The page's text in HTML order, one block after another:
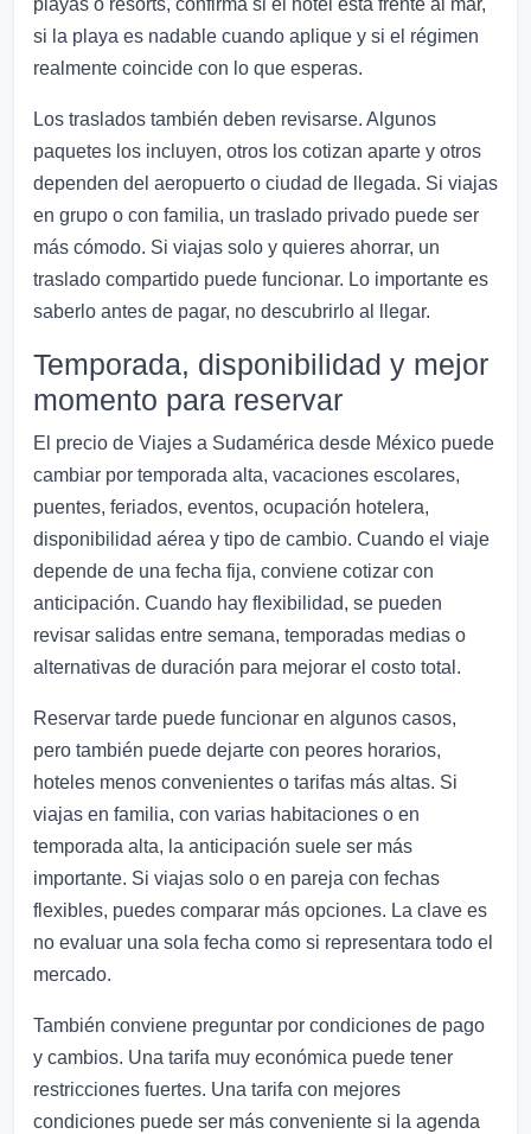
playas o resorts, confirma si el hotel está frente al mar,
si la playa es nadable cuando aplique y si el régimen
realmente coincide con lo que esperas.
Los traslados también deben revisarse. Algunos
paquetes los incluyen, otros los cotizan aparte y otros
dependen del aeropuerto o ciudad de llegada. Si viajas
en grupo o con familia, un traslado privado puede ser
más cómodo. Si viajas solo y quieres ahorrar, un
traslado compartido puede funcionar. Lo importante es
saberlo antes de pagar, no descubrirlo al llegar.
Temporada, disponibilidad y mejor
momento para reservar
El precio de Viajes a Sudamérica desde México puede
cambiar por temporada alta, vacaciones escolares,
puentes, feriados, eventos, ocupación hotelera,
disponibilidad aérea y tipo de cambio. Cuando el viaje
depende de una fecha fija, conviene cotizar con
anticipación. Cuando hay flexibilidad, se pueden
revisar salidas entre semana, temporadas medias o
alternativas de duración para mejorar el costo total.
Reservar tarde puede funcionar en algunos casos,
pero también puede dejarte con peores horarios,
hoteles menos convenientes o tarifas más altas. Si
viajas en familia, con varias habitaciones o en
temporada alta, la anticipación suele ser más
importante. Si viajas solo o en pareja con fechas
flexibles, puedes comparar más opciones. La clave es
no evaluar una sola fecha como si representara todo el
mercado.
También conviene preguntar por condiciones de pago
y cambios. Una tarifa muy económica puede tener
restricciones fuertes. Una tarifa con mejores
condiciones puede ser más conveniente si la agenda